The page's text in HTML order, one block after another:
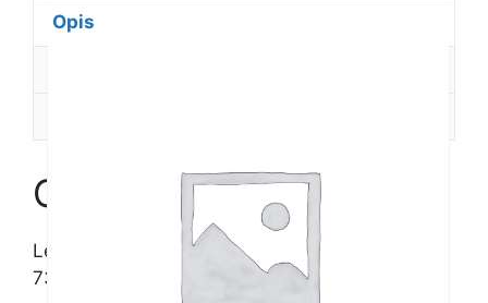
Opis
Opis
Lenovo AiO 3 R3-
7335U/16GB/1TB/24″FHD/DOS